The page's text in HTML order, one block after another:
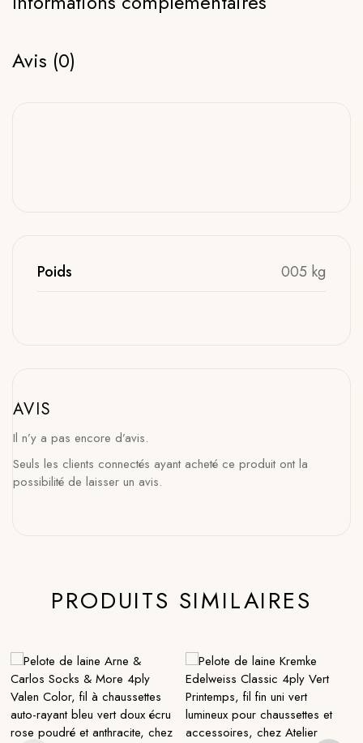
Avis (0)
Poids 005 kg
AVIS
Il n’y a pas encore d’avis.
Seuls les clients connectés ayant acheté ce produit ont la
possibilité de laisser un avis.
PRODUITS SIMILAIRES